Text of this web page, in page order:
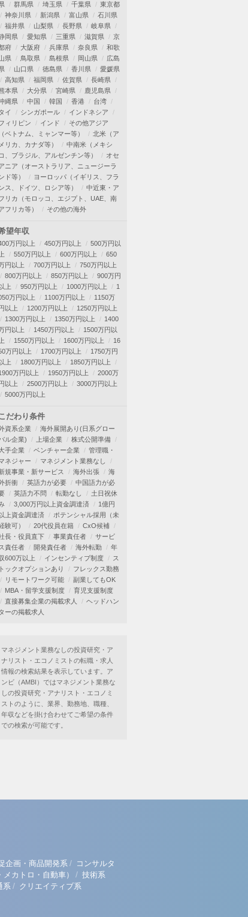
群馬県 埼玉県 千葉県
東京都
神奈川県
新潟県 富山県
石川県
福井県
山梨県 長野県
岐阜県
岡県
愛知県 三重県 滋賀県
京
府
大阪府 兵庫県 奈良県
和歌
県
鳥取県 島根県 岡山県
広島
山口県 徳島県 香川県
愛媛県
高知県
福岡県 佐賀県
長崎県
本県
大分県 宮崎県
鹿児島県
縄県
中国 韓国 香港
台湾
タイ
シンガポール
インドネシア
ィリピン
インド
その他アジア
（ベトナム、ミャンマー等）
北米（ア
メリカ、カナダ等）
中南米（メキシ
コ、ブラジル、アルゼンチン等）
オセ
ニア（オーストラリア、ニュージーラ
ド等）
ヨーロッパ（イギリス、フラ
ス、ドイツ、ロシア等）
中近東・ア
リカ（モロッコ、エジプト、UAE、南
フリカ等）
その他の海外
望年収
万円以上 450万円以上
500万円以
上
550万円以上 600万円以上
650
円以上
700万円以上
750万円以上
800万円以上
850万円以上
900万円
上
950万円以上 1000万円以上
1
万円以上
1100万円以上
1150万
以上
1200万円以上
1250万円以上
1300万円以上
1350万円以上
1400
円以上
1450万円以上
1500万円以
上
1550万円以上 1600万円以上
16
万円以上
1700万円以上
1750万円
上
1800万円以上
1850万円以上
万円以上
1950万円以上
2000万
以上
2500万円以上
3000万円以上
5000万円以上
だわり条件
資系企業
海外展開あり(日系グロー
ル企業)
上場企業
株式公開準備
手企業
ベンチャー企業
管理職・
ネジャー
マネジメント業務なし
規事業・新サービス
海外出張
海
折衝
英語力が必要
中国語力が必
英語力不問 転勤なし
土日祝休
3,000万円以上資金調達済
1億円
上資金調達済
ポテンシャル採用（未
験可）
20代役員在籍
CxO候補
長・役員直下
事業責任者
サービ
ス責任者
開発責任者 海外転勤
年
600万以上
インセンティブ制度
ス
トックオプションあり
フレックス勤務
リモートワーク可能
副業してもOK
MBA・留学支援制度
育児支援制度
直接募集企業の掲載求人
ヘッドハン
ターの掲載求人
マネジメント業務なしの投資研究・ア
ナリスト・エコノミストの転職・求人
情報の検索結果を表示しています。ア
ンビ（AMBI）ではマネジメント業務な
しの投資研究・アナリスト・エコノミ
ストのように、業界、勤務地、職種、
年収などを掛け合わせてご希望の条件
での検索が可能です。
企画・商品開発系/ コンサルタ
カトロ・自動車） / 技術系
系 / クリエイティブ系